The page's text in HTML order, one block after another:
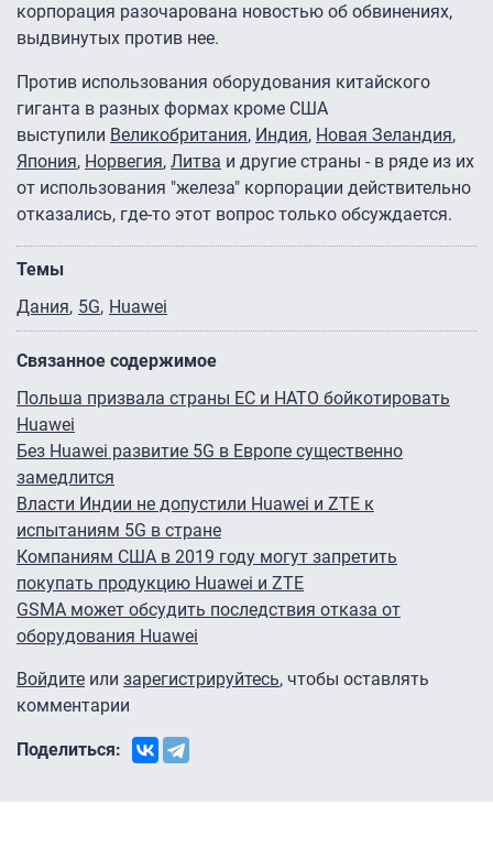
корпорация разочарована новостью об обвинениях,
выдвинутых против нее.
Против использования оборудования китайского
гиганта в разных формах кроме США
выступили Великобритания, Индия, Новая Зеландия,
Япония, Норвегия, Литва и другие страны - в ряде из их
от использования "железа" корпорации действительно
отказались, где-то этот вопрос только обсуждается.
Темы
Дания 5G Huawei
Связанное содержимое
Польша призвала страны ЕС и НАТО бойкотировать
Huawei
Без Huawei развитие 5G в Европе существенно
замедлится
Власти Индии не допустили Huawei и ZTE к
испытаниям 5G в стране
Компаниям США в 2019 году могут запретить
покупать продукцию Huawei и ZTE
GSMA может обсудить последствия отказа от
оборудования Huawei
Войдите или зарегистрируйтесь, чтобы оставлять
комментарии
Поделиться: